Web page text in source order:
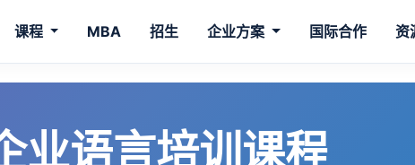
课程 MBA 招生 企业方案 国际合作 资
业语言培训课程